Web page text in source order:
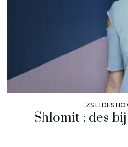
Shlomit : des